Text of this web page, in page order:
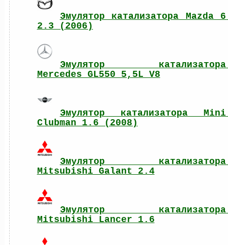
Эмулятор катализатора Mazda 6
2.3 (2006)
Эмулятор катализатора
Mercedes GL550 5,5L V8
Эмулятор катализатора Mini
Clubman 1.6 (2008)
Эмулятор катализатора
Mitsubishi Galant 2.4
Эмулятор катализатора
Mitsubishi Lancer 1.6